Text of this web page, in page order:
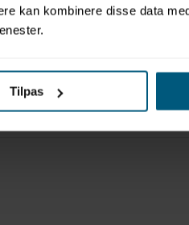
kan kombinere disse data
Tilpas